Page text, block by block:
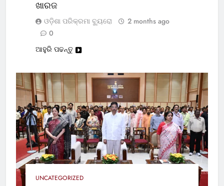
ଖାରଜ
ଓଡ଼ିଶା ପରିକ୍ରମା ବ୍ୟୁରୋ
2 months ago
0
ଆହୁରି ପଢନ୍ତୁ
UNCATEGORIZED